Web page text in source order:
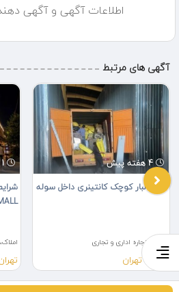
اطلاعات آگهی و آگهی
آگهی های مرتبط
1 هفته پیش
4 هفته پیش
اجاره انبار کوچک کانتینری داخل سوله
املاک، اجاره اداری و تجاری
تهران، تهران